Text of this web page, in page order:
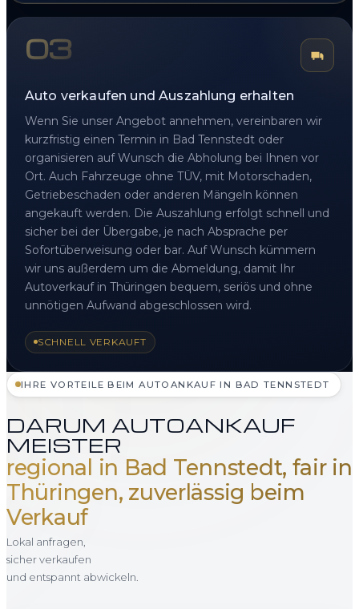
03
Auto verkaufen und Auszahlung erhalten
Wenn Sie unser Angebot annehmen, vereinbaren wir
kurzfristig einen Termin in Bad Tennstedt oder
organisieren auf Wunsch die Abholung bei Ihnen vor
Ort. Auch Fahrzeuge ohne TÜV, mit Motorschaden,
Getriebeschaden oder anderen Mängeln können
angekauft werden. Die Auszahlung erfolgt schnell und
sicher bei der Übergabe, je nach Absprache per
Sofortüberweisung oder bar. Auf Wunsch kümmern
wir uns außerdem um die Abmeldung, damit Ihr
Autoverkauf in Thüringen bequem, seriös und ohne
unnötigen Aufwand abgeschlossen wird.
SCHNELL VERKAUFT
IHRE VORTEILE BEIM AUTOANKAUF IN BAD TENNSTEDT
DARUM AUTOANKAUF
MEISTER
regional in Bad Tennstedt, fair in
Thüringen, zuverlässig beim
Verkauf
Lokal anfragen,
sicher verkaufen
und entspannt abwickeln.